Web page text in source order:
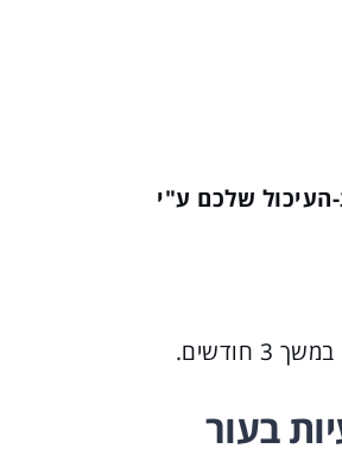
שלכם ע"י
בעור